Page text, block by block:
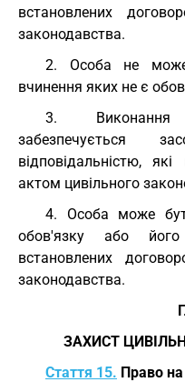
встановлених
законодавства.
2. Особа не
вчинення яких не є
3. Виконання
забезпечується
відповідальністю,
актом цивільного
4. Особа може
обов'язку або
встановлених
законодавства.
ЗАХИСТ
Стаття 15. Право на